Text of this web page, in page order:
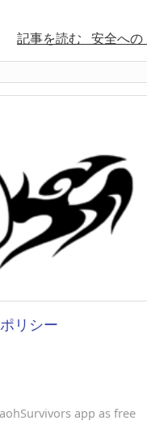
記事を読む 安全への
リシー
app as free